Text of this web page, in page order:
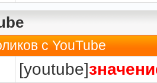
с YouTube
[youtube]